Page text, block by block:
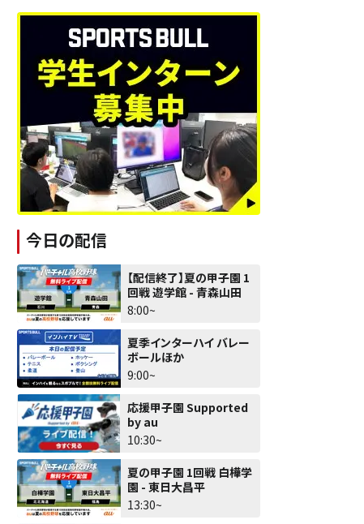
今日の配信
【配信終了】夏の甲子園 1
回戦 遊学館 - 青森山田
8:00~
夏季インターハイ バレー
ボールほか
9:00~
応援甲子園 Supported
by au
10:30~
夏の甲子園 1回戦 白樺学
園 - 東日大昌平
13:30~